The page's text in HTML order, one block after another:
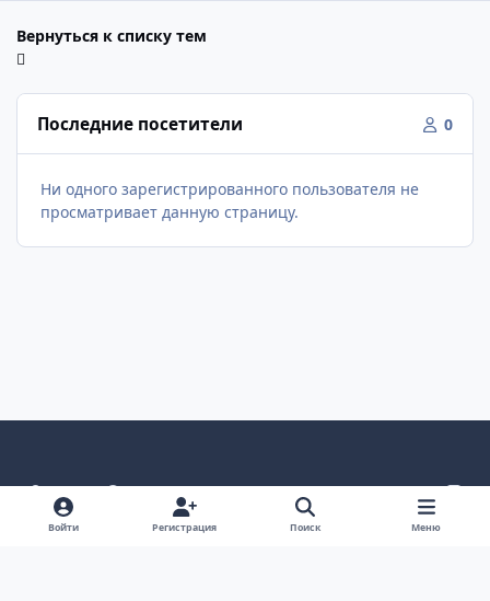
Вернуться к списку тем
Последние посетители 0
Ни одного зарегистрированного пользователя не
просматривает данную страницу.
Светлый режим
Темный режим
Как в системе
v
k
Политика конфиденциальности
Войти Регистрация Поиск Меню